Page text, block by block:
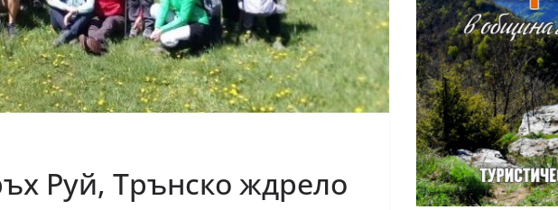
Руй, Трънско ждрело